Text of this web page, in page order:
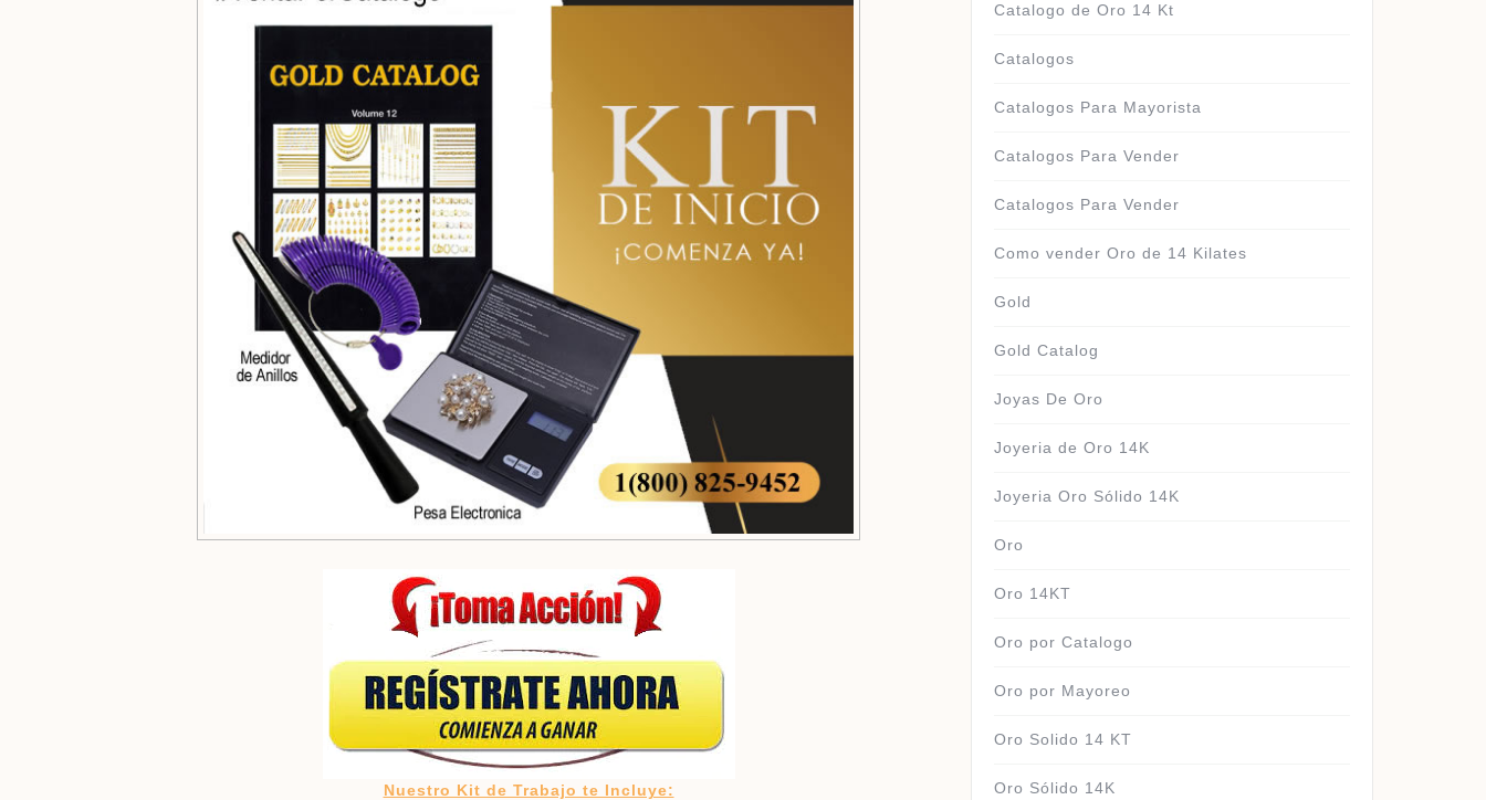
Nuestro Kit de Trabajo te Incluye:
Catalogo de Oro 14 Kt
Catalogos
Catalogos Para Mayorista
Catalogos Para Vender
Catalogos Para Vender
Como vender Oro de 14 Kilates
Gold
Gold Catalog
Joyas De Oro
Joyeria de Oro 14K
Joyeria Oro Sólido 14K
Oro
Oro 14KT
Oro por Catalogo
Oro por Mayoreo
Oro Solido 14 KT
Oro Sólido 14K